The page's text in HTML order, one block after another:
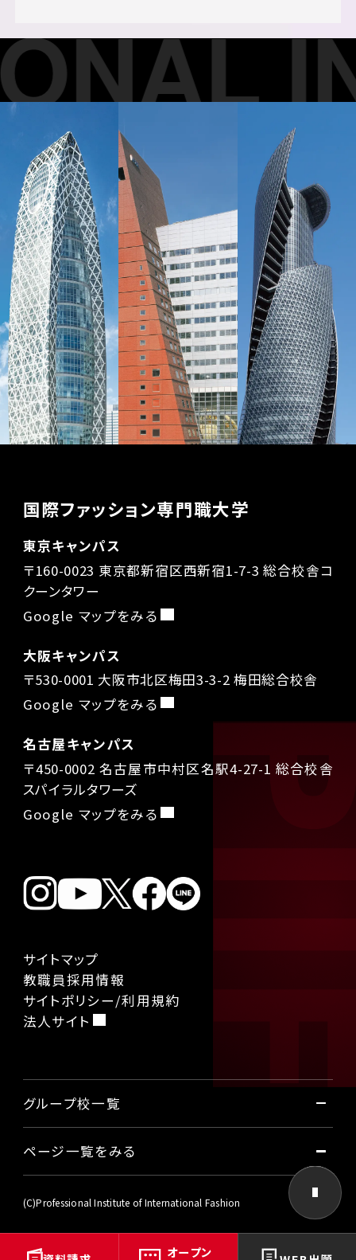
オープン
国際ファッション専門職大学
東京キャンパス
〒160-0023 東京都新宿区西新宿1-7-3 総合校舎コ
クーンタワー
Google マップをみる
大阪キャンパス
〒530-0001 大阪市北区梅田3-3-2 梅田総合校舎
Google マップをみる
名古屋キャンパス
〒450-0002 名古屋市中村区名駅4-27-1 総合校舎
スパイラルタワーズ
Google マップをみる
サイトマップ
教職員採用情報
サイトポリシー/利用規約
法人サイト
グループ校一覧
国際ファッション専門職大学
東京国際工科専門職大学
名古屋国際工科専門職大学
ページ一覧をみる
本学について
社会から学ぶビジネス
(C)Professional Institute of International Fashion